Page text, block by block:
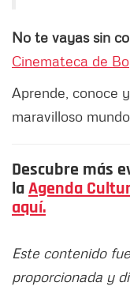
No te vayas sin
Cinemateca de
Aprende, conoce
maravilloso
Descubre más
laAgenda
aquí.
Este contenido
proporcionada y